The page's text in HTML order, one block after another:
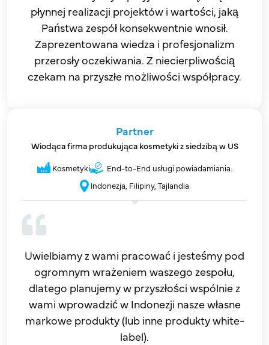
płynnej realizacji projektów i wartości, jaką
Państwa zespół konsekwentnie wnosił.
Zaprezentowana wiedza i profesjonalizm
przerosły oczekiwania. Z niecierpliwością
czekam na przyszłe możliwości współpracy.
Partner
Wiodąca firma produkująca kosmetyki z siedzibą w US
Kosmetyki
End-to-End usługi powiadamiania.
Indonezja, Filipiny, Tajlandia
Uwielbiamy z wami pracować i jesteśmy pod
ogromnym wrażeniem waszego zespołu,
dlatego planujemy w przyszłości wspólnie z
wami wprowadzić w Indonezji nasze własne
markowe produkty (lub inne produkty white-
label).